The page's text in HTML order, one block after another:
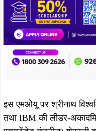
वाणिज्य एवं प्रबंधन विभाग
रहे।